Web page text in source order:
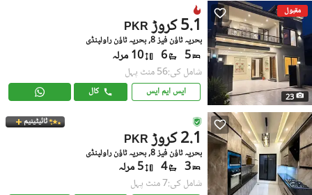
مقبول
23
PKR 5.1 کروڑ
بحریہ ٹاؤن فیز 8, بحریہ ٹاؤن راولپنڈی
5
6 10 مرلہ
شامل کی:56 منٹ پہل
ایس ایم ایس کال
ٹائیٹینیم
PKR 2.1 کروڑ
بحریہ ٹاؤن فیز 8, بحریہ ٹاؤن راولپنڈی
3
4 5 مرلہ
شامل کی:7 منٹ پہل